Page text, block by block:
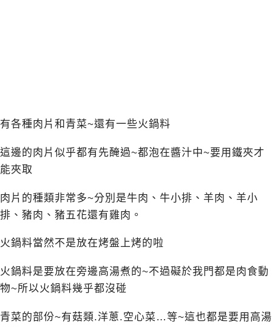
有各種肉片和青菜~還有一些火鍋料
這邊的肉片似乎都有先醃過~都泡在醬汁中~要用鐵夾才
能夾取
肉片的種類非常多~分別是牛肉、牛小排、羊肉、羊小
排、豬肉、豬五花還有雞肉。
火鍋料當然不是放在烤盤上烤的啦
火鍋料是要放在旁邊高湯煮的~不過礙於我門都是肉食動
物~所以火鍋料幾乎都沒碰
青菜的部份~有菇類.洋蔥.空心菜…等~這也都是要用高湯